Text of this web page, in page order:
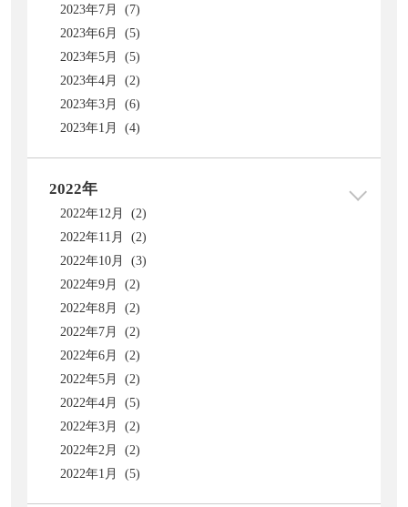
2023年7月 (7)
2023年6月 (5)
2023年5月 (5)
2023年4月 (2)
2023年3月 (6)
2023年1月 (4)
2022年
2022年12月 (2)
2022年11月 (2)
2022年10月 (3)
2022年9月 (2)
2022年8月 (2)
2022年7月 (2)
2022年6月 (2)
2022年5月 (2)
2022年4月 (5)
2022年3月 (2)
2022年2月 (2)
2022年1月 (5)